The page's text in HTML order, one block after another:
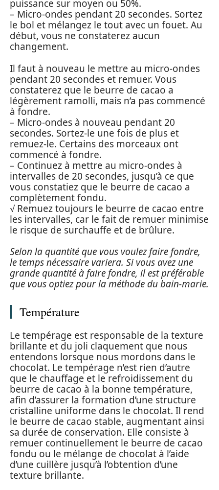
puissance sur moyen ou 50%.
– Micro-ondes pendant 20 secondes. Sortez
le bol et mélangez le tout avec un fouet. Au
début, vous ne constaterez aucun
changement.
Il faut à nouveau le mettre au micro-ondes
pendant 20 secondes et remuer. Vous
constaterez que le beurre de cacao a
légèrement ramolli, mais n’a pas commencé
à fondre.
– Micro-ondes à nouveau pendant 20
secondes. Sortez-le une fois de plus et
remuez-le. Certains des morceaux ont
commencé à fondre.
– Continuez à mettre au micro-ondes à
intervalles de 20 secondes, jusqu’à ce que
vous constatiez que le beurre de cacao a
complètement fondu.
√ Remuez toujours le beurre de cacao entre
les intervalles, car le fait de remuer minimise
le risque de surchauffe et de brûlure.
Selon la quantité que vous voulez faire fondre,
le temps nécessaire variera. Si vous avez une
grande quantité à faire fondre, il est préférable
que vous optiez pour la méthode du bain-marie.
Température
Le tempérage est responsable de la texture
brillante et du joli claquement que nous
entendons lorsque nous mordons dans le
chocolat. Le tempérage n’est rien d’autre
que le chauffage et le refroidissement du
beurre de cacao à la bonne température,
afin d’assurer la formation d’une structure
cristalline uniforme dans le chocolat. Il rend
le beurre de cacao stable, augmentant ainsi
sa durée de conservation. Elle consiste à
remuer continuellement le beurre de cacao
fondu ou le mélange de chocolat à l’aide
d’une cuillère jusqu’à l’obtention d’une
texture brillante.